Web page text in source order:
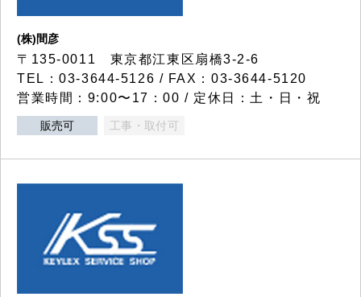
(株)間彦
〒135-0011 東京都江東区扇橋3-2-6
TEL：03-3644-5126 / FAX：03-3644-5120
営業時間：9:00〜17：00 / 定休日：土・日・祝
販売可 工事・取付可